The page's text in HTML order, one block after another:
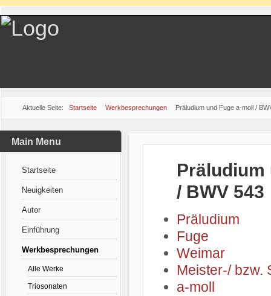
Aktuelle Seite: Startseite Werkbesprechungen Präludium und Fuge a-moll /
Main Menu
Startseite
Neuigkeiten
Autor
Einführung
Werkbesprechungen
Alle Werke
Triosonaten
Präludium
/ BWV 543
Präludium
Fuge
Weimar
Meister-/ bzw.
a-moll